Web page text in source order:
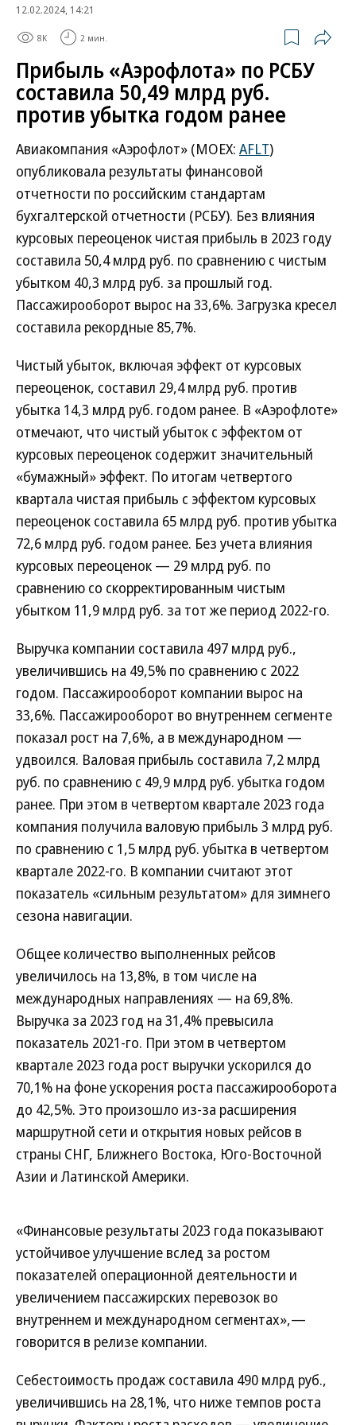
12.02.2024, 14:21
8K 2 мин.
Прибыль «Аэрофлота» по РСБУ
составила 50,49 млрд руб.
против убытка годом ранее
Авиакомпания «Аэрофлот» (MOEX: AFLT)
опубликовала результаты финансовой
отчетности по российским стандартам
бухгалтерской отчетности (РСБУ). Без влияния
курсовых переоценок чистая прибыль в 2023 году
составила 50,4 млрд руб. по сравнению с чистым
убытком 40,3 млрд руб. за прошлый год.
Пассажирооборот вырос на 33,6%. Загрузка кресел
составила рекордные 85,7%.
Чистый убыток, включая эффект от курсовых
переоценок, составил 29,4 млрд руб. против
убытка 14,3 млрд руб. годом ранее. В «Аэрофлоте»
отмечают, что чистый убыток с эффектом от
курсовых переоценок содержит значительный
«бумажный» эффект. По итогам четвертого
квартала чистая прибыль с эффектом курсовых
переоценок составила 65 млрд руб. против убытка
72,6 млрд руб. годом ранее. Без учета влияния
курсовых переоценок — 29 млрд руб. по
сравнению со скорректированным чистым
убытком 11,9 млрд руб. за тот же период 2022-го.
Выручка компании составила 497 млрд руб.,
увеличившись на 49,5% по сравнению с 2022
годом. Пассажирооборот компании вырос на
33,6%. Пассажирооборот во внутреннем сегменте
показал рост на 7,6%, а в международном —
удвоился. Валовая прибыль составила 7,2 млрд
руб. по сравнению с 49,9 млрд руб. убытка годом
ранее. При этом в четвертом квартале 2023 года
компания получила валовую прибыль 3 млрд руб.
по сравнению с 1,5 млрд руб. убытка в четвертом
квартале 2022-го. В компании считают этот
показатель «сильным результатом» для зимнего
сезона навигации.
Общее количество выполненных рейсов
увеличилось на 13,8%, в том числе на
международных направлениях — на 69,8%.
Выручка за 2023 год на 31,4% превысила
показатель 2021-го. При этом в четвертом
квартале 2023 года рост выручки ускорился до
70,1% на фоне ускорения роста пассажирооборота
до 42,5%. Это произошло из-за расширения
маршрутной сети и открытия новых рейсов в
страны СНГ, Ближнего Востока, Юго-Восточной
Азии и Латинской Америки.
«Финансовые результаты 2023 года показывают
устойчивое улучшение вслед за ростом
показателей операционной деятельности и
увеличением пассажирских перевозок во
внутреннем и международном сегментах»,—
говорится в релизе компании.
Себестоимость продаж составила 490 млрд руб.,
увеличившись на 28,1%, что ниже темпов роста